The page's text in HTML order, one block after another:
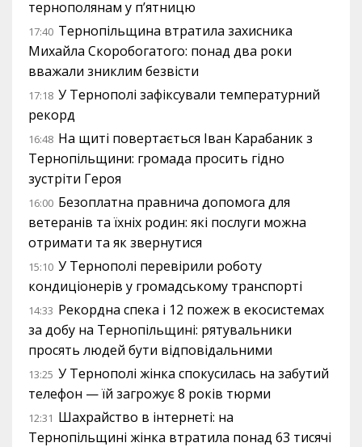
тернополянам у п’ятницю
17:40 Тернопільщина втратила захисника
Михайла Скоробогатого: понад два роки
вважали зниклим безвісти
17:18 У Тернополі зафіксували температурний
рекорд
16:48 На щиті повертається Іван Карабаник з
Тернопільщини: громада просить гідно
зустріти Героя
16:00 Безоплатна правнича допомога для
ветеранів та їхніх родин: які послуги можна
отримати та як звернутися
15:10 У Тернополі перевірили роботу
кондиціонерів у громадському транспорті
14:33 Рекордна спека і 12 пожеж в екосистемах
за добу на Тернопільщині: рятувальники
просять людей бути відповідальними
13:25 У Тернополі жінка спокусилась на забутий
телефон — їй загрожує 8 років тюрми
12:31 Шахрайство в інтернеті: на
Тернопільщині жінка втратила понад 63 тисячі